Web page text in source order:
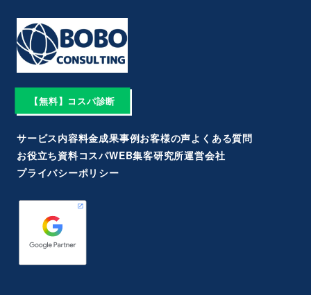
【無料】コスパ診断
サービス内容料金成果事例お客様の声よくある質問
お役立ち資料コスパWEB集客研究所運営会社
プライバシーポリシー